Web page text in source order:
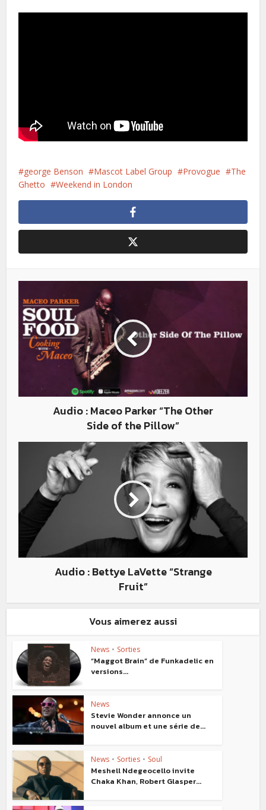
george Benson Mascot Label Group Provogue
The
Ghetto
Weekend in London
Audio : Maceo Parker “The Other
Side of the Pillow”
Audio : Bettye LaVette “Strange
Fruit”
Vous aimerez aussi
News • Sorties
“Maggot Brain” de Funkadelic en
versions...
News
Stevie Wonder annonce un
nouvel album et une série de...
News • Sorties • Soul
Meshell Ndegeocello invite
Chaka Khan, Robert Glasper...